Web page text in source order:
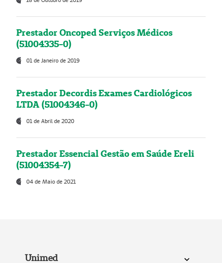
Prestador Oncoped Serviços Médicos
(51004335-0)
01 de Janeiro de 2019
Prestador Decordis Exames Cardiológicos
LTDA (51004346-0)
01 de Abril de 2020
Prestador Essencial Gestão em Saúde Ereli
(51004354-7)
04 de Maio de 2021
Unimed